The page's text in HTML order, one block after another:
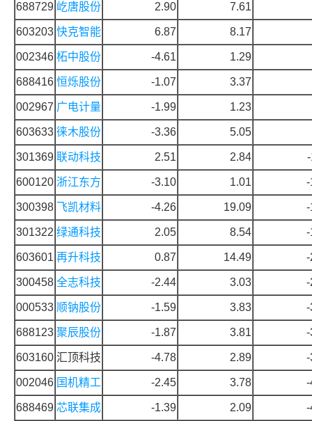
688729 屹唐股份 2.90 7.61
603203 快克智能 6.87 8.17
002346 柘中股份 -4.61 1.29
688416 恒烁股份 -1.07 3.37
002967 广电计量 -1.99 1.23
603633 徕木股份 -3.36 5.05
301369 联动科技 2.51 2.84
600120 浙江东方 -3.10 1.01 -
300398 飞凯材料 -4.26 19.09 -
301322 绿通科技 2.05 8.54 -
603601 再升科技 0.87 14.49 -
300458 全志科技 -2.44 3.03 -
000533 顺钠股份 -1.59 3.83 -
688123 聚辰股份 -1.87 3.81 -
603160 汇顶科技 -4.78 2.89 -
002046 国机精工 -2.45 3.78 -
688469 芯联集成 -1.39 2.09 -